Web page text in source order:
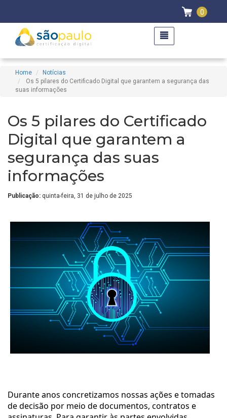
0
Home
Notícias
Os 5 pilares do Certificado Digital que garantem a segurança das
suas informações
Os 5 pilares do Certificado
Digital que garantem a
segurança das suas
informações
Publicação: quinta-feira, 31 de julho de 2025
Durante anos concretizamos nossas ações e tomadas
de decisão por meio de documentos, contratos e